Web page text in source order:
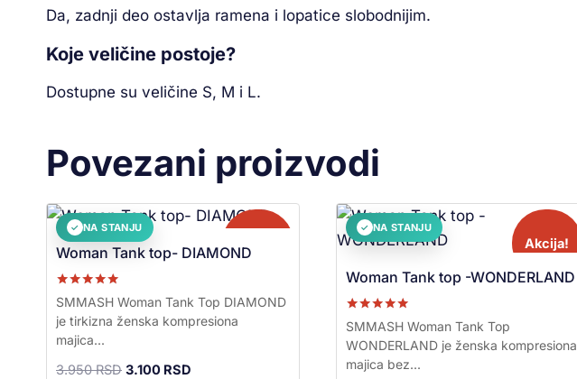
Da, zadnji deo ostavlja ramena i lopatice slobodnijim.
Koje veličine postoje?
Dostupne su veličine S, M i L.
Povezani proizvodi
✓ NA STANJU
Akcija!
Woman Tank top- DIAMOND
Ocenjeno sa
5.00
od 5
SMMASH Woman Tank Top DIAMOND
je tirkizna ženska kompresiona
majica...
3.950RSD 3.100 RSD
✓ NA STANJU
Akcija!
Woman Tank top -WONDERLAND
Ocenjeno sa
5.00
od 5
SMMASH Woman Tank Top
WONDERLAND je ženska kompresiona
majica bez...